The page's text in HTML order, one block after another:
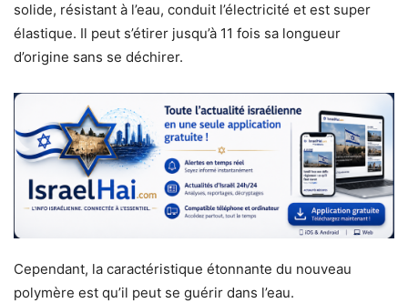
solide, résistant à l’eau, conduit l’électricité et est super
élastique. Il peut s’étirer jusqu’à 11 fois sa longueur
d’origine sans se déchirer.
Cependant, la caractéristique étonnante du nouveau
polymère est qu’il peut se guérir dans l’eau.